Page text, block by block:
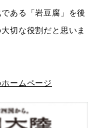
ある「岩豆腐」を後
切な役割だと思いま
ームページ